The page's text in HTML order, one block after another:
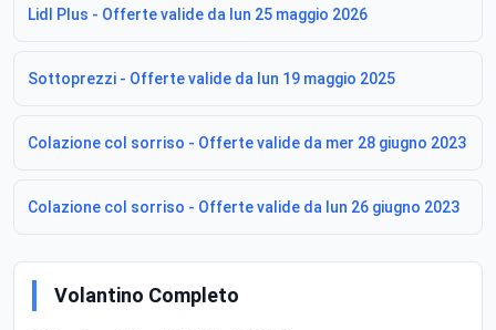
Lidl Plus - Offerte valide da lun 25 maggio 2026
Sottoprezzi - Offerte valide da lun 19 maggio 2025
Colazione col sorriso - Offerte valide da mer 28 giugno 2023
Colazione col sorriso - Offerte valide da lun 26 giugno 2023
Volantino Completo